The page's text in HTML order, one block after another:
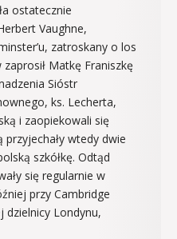
ostatecznie
Vaughne,
zatroskany o los
Matkę Franiszkę
Sióstr
ks. Lecherta,
i zaopiekowali się
przyjechały wtedy dwie
szkółkę. Odtąd
się regularnie w
przy Cambridge
dzielnicy Londynu,